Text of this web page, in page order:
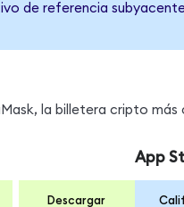
de referencia
la billetera cripto más
Descargar
App